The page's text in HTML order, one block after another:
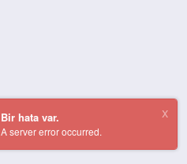
Bir hata var.
A server error occurred.